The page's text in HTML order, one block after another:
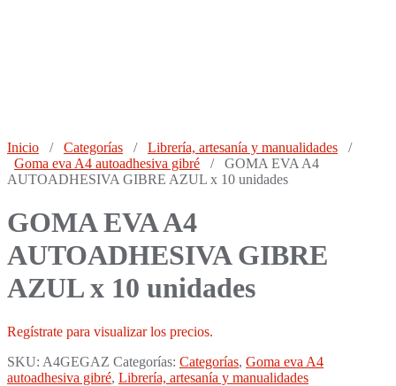
Inicio / Categorías / Librería, artesanía y manualidades /
Goma eva A4 autoadhesiva gibré / GOMA EVA A4
AUTOADHESIVA GIBRE AZUL x 10 unidades
GOMA EVA A4
AUTOADHESIVA GIBRE
AZUL x 10 unidades
Regístrate para visualizar los precios.
SKU: A4GEGAZ Categorías: Categorías, Goma eva A4
autoadhesiva gibré, Librería, artesanía y manualidades